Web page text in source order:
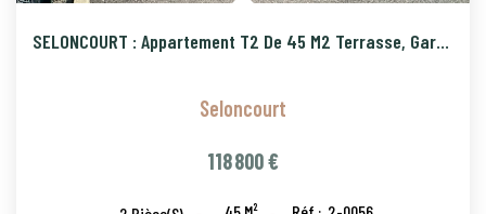
SELONCOURT : Appartement T2 De 45 M2 Terrasse, Garage Et P
Seloncourt
118 800 €